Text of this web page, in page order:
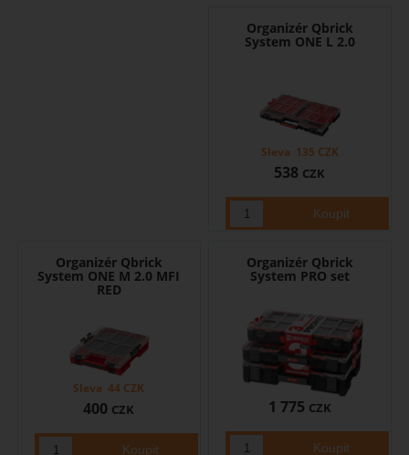
Organizér Qbrick
System ONE L 2.0
538 CZK
Sleva 135 CZK
Organizér Qbrick
System ONE M 2.0 MFI
RED
400 CZK
Sleva 44 CZK
Organizér Qbrick
System PRO set
1 775 CZK